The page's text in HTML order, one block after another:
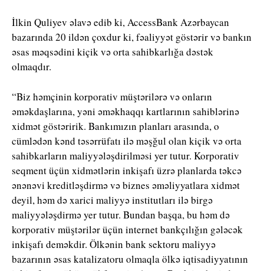
İlkin Quliyev əlavə edib ki, AccessBank Azərbaycan
bazarında 20 ildən çoxdur ki, fəaliyyət göstərir və bankın
əsas məqsədini kiçik və orta sahibkarlığa dəstək
olmaqdır.
“Biz həmçinin korporativ müştərilərə və onların
əməkdaşlarına, yəni əməkhaqqı kartlarının sahiblərinə
xidmət göstəririk. Bankımızın planları arasında, o
cümlədən kənd təsərrüfatı ilə məşğul olan kiçik və orta
sahibkarların maliyyələşdirilməsi yer tutur. Korporativ
seqment üçün xidmətlərin inkişafı üzrə planlarda təkcə
ənənəvi kreditləşdirmə və biznes əməliyyatlara xidmət
deyil, həm də xarici maliyyə institutları ilə birgə
maliyyələşdirmə yer tutur. Bundan başqa, bu həm də
korporativ müştərilər üçün internet bankçılığın gələcək
inkişafı deməkdir. Ölkənin bank sektoru maliyyə
bazarının əsas katalizatoru olmaqla ölkə iqtisadiyyatının